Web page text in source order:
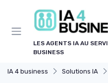
LES AGENTS IA AU
BUSINESS
IA 4 business Solutions IA